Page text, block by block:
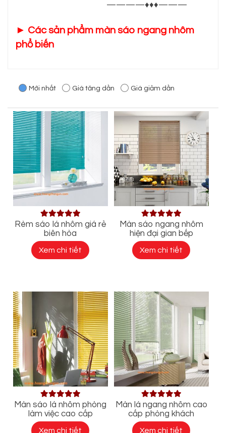
————♦♦♦———
► Các sản phẩm màn sáo ngang nhôm
phổ biến
Mới nhất Giá tăng dần Giá giảm dần
Rèm sáo lá nhôm giá rẻ
biên hòa
Xem chi tiết
Màn sáo ngang nhôm
hiện đại gian bếp
Xem chi tiết
Màn sáo lá nhôm phòng
làm việc cao cấp
Xem chi tiết
Màn lá ngang nhôm cao
cấp phòng khách
Xem chi tiết